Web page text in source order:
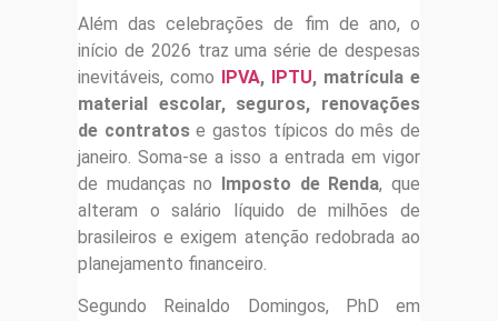
Além das celebrações de fim de ano, o
início de 2026 traz uma série de despesas
inevitáveis, como IPVA, IPTU, matrícula e
material escolar, seguros, renovações
de contratose gastos típicos do mês de
janeiro. Soma-se a isso a entrada em vigor
de mudanças no Imposto de Renda, que
alteram o salário líquido de milhões de
brasileiros e exigem atenção redobrada ao
planejamento financeiro.
Segundo Reinaldo Domingos, PhD em